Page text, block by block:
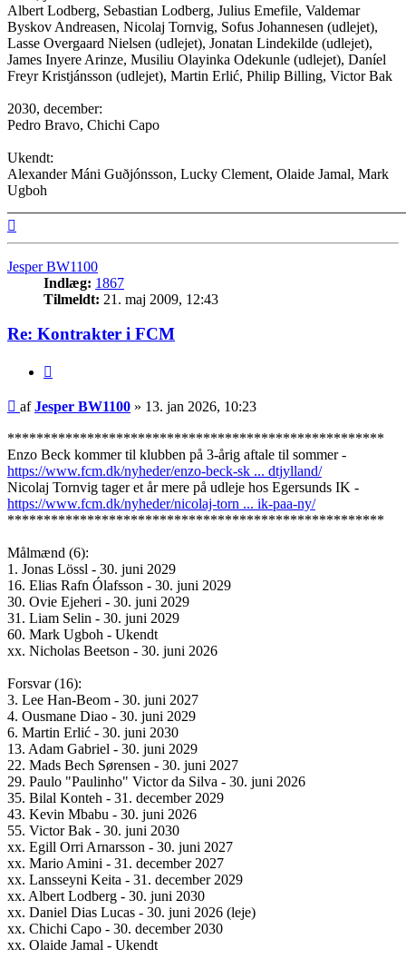
Albert Lodberg, Sebastian Lodberg, Julius Emefile, Valdemar
Byskov Andreasen, Nicolaj Tornvig, Sofus Johannesen (udlejet),
Lasse Overgaard Nielsen (udlejet), Jonatan Lindekilde (udlejet),
James Inyere Arinze, Musiliu Olayinka Odekunle (udlejet), Daníel
Freyr Kristjánsson (udlejet), Martin Erlić, Philip Billing, Victor Bak
2030, december:
Pedro Bravo, Chichi Capo
Ukendt:
Alexander Máni Guðjónsson, Lucky Clement, Olaide Jamal, Mark
Ugboh
Jesper BW1100
Indlæg: 1867
Tilmeldt: 21. maj 2009, 12:43
Re: Kontrakter i FCM
Indlæg
afJesper BW1100 » 13. jan 2026, 10:23
****************************************************
Enzo Beck kommer til klubben på 3-årig aftale til sommer -
https://www.fcm.dk/nyheder/enzo-beck-sk ... dtjylland/
Nicolaj Tornvig tager et år mere på udleje hos Egersunds IK -
https://www.fcm.dk/nyheder/nicolaj-torn ... ik-paa-ny/
****************************************************
Målmænd (6):
1. Jonas Lössl - 30. juni 2029
16. Elias Rafn Ólafsson - 30. juni 2029
30. Ovie Ejeheri - 30. juni 2029
31. Liam Selin - 30. juni 2029
60. Mark Ugboh - Ukendt
xx. Nicholas Beetson - 30. juni 2026
Forsvar (16):
3. Lee Han-Beom - 30. juni 2027
4. Ousmane Diao - 30. juni 2029
6. Martin Erlić - 30. juni 2030
13. Adam Gabriel - 30. juni 2029
22. Mads Bech Sørensen - 30. juni 2027
29. Paulo "Paulinho" Victor da Silva - 30. juni 2026
35. Bilal Konteh - 31. december 2029
43. Kevin Mbabu - 30. juni 2026
55. Victor Bak - 30. juni 2030
xx. Egill Orri Arnarsson - 30. juni 2027
xx. Mario Amini - 31. december 2027
xx. Lansseyni Keita - 31. december 2029
xx. Albert Lodberg - 30. juni 2030
xx. Daniel Dias Lucas - 30. juni 2026 (leje)
xx. Chichi Capo - 30. december 2030
xx. Olaide Jamal - Ukendt